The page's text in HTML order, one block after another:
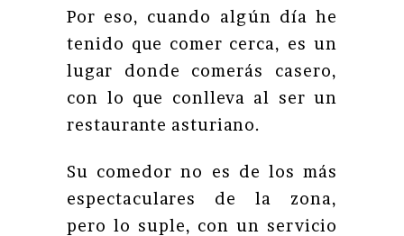
Por eso, cuando algún día he
tenido que comer cerca, es un
lugar donde comerás casero,
con lo que conlleva al ser un
restaurante asturiano.
Su comedor no es de los más
espectaculares de la zona,
pero lo suple, con un servicio